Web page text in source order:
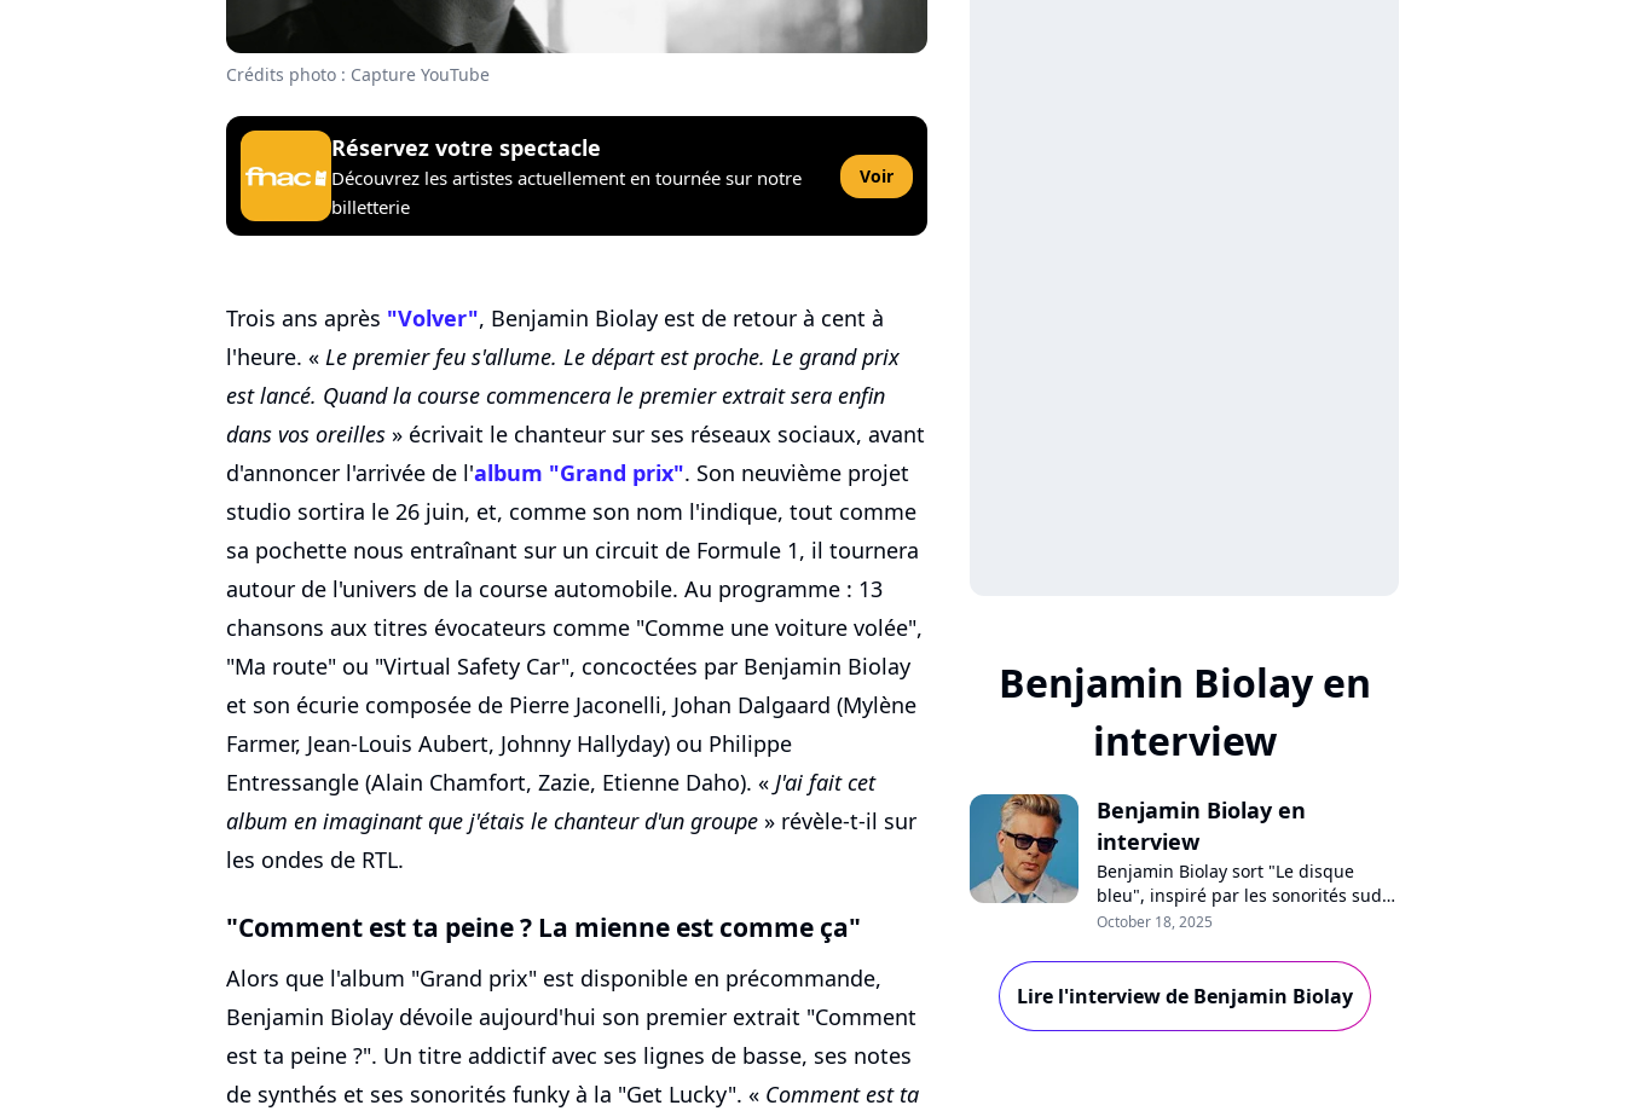
Crédits photo : Capture YouTube
Réservez votre spectacle
Découvrez les artistes actuellement en tournée sur notre
billetterie
Voir
Trois ans après "Volver", Benjamin Biolay est de retour à cent à
l'heure. « Le premier feu s'allume. Le départ est proche. Le grand prix
est lancé. Quand la course commencera le premier extrait sera enfin
dans vos oreilles » écrivait le chanteur sur ses réseaux sociaux, avant
d'annoncer l'arrivée de l'album "Grand prix". Son neuvième projet
studio sortira le 26 juin, et, comme son nom l'indique, tout comme
sa pochette nous entraînant sur un circuit de Formule 1, il tournera
autour de l'univers de la course automobile. Au programme : 13
chansons aux titres évocateurs comme "Comme une voiture volée",
"Ma route" ou "Virtual Safety Car", concoctées par Benjamin Biolay
et son écurie composée de Pierre Jaconelli, Johan Dalgaard (Mylène
Farmer, Jean-Louis Aubert, Johnny Hallyday) ou Philippe
Entressangle (Alain Chamfort, Zazie, Etienne Daho). « J'ai fait cet
album en imaginant que j'étais le chanteur d'un groupe » révèle-t-il sur
les ondes de RTL.
"Comment est ta peine ? La mienne est comme ça"
Alors que l'album "Grand prix" est disponible en précommande,
Benjamin Biolay dévoile aujourd'hui son premier extrait "Comment
est ta peine ?". Un titre addictif avec ses lignes de basse, ses notes
de synthés et ses sonorités funky à la "Get Lucky". « Comment est ta
Benjamin Biolay en
interview
Benjamin Biolay en
interview
Benjamin Biolay sort "Le disque
bleu", inspiré par les sonorités sud-
américaines. En interview pour
amour des doubles albums, son
image de "mauvais garçon", la
classe politique ou encore sa
October 18, 2025
Lire l'interview de Benjamin Biolay